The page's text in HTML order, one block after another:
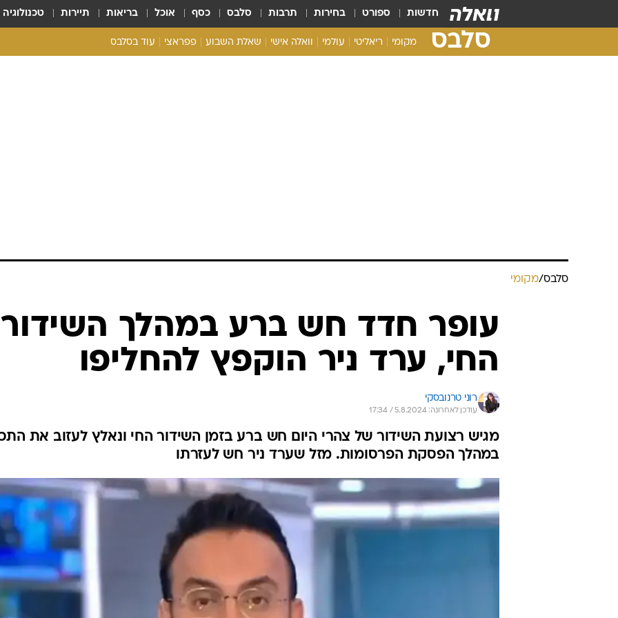
חדשות ספורט בחירות תרבות סלבס כסף אוכל בריאות תיירות טכנולוגיה
סלבס מקומי ריאליטי עולמי וואלה אישי שאלת השבוע פפראצי עוד בסלבס
סלבס/מקומי
עופר חדד חש ברע במהלך השידור
החי, ערד ניר הוקפץ להחליפו
רוני טרנובסקי
עודכן לאחרונה: 5.8.2024 / 17:34
מגיש רצועת השידור של צהרי היום חש ברע בזמן השידור החי ונאלץ לעזוב את
במהלך הפסקת הפרסומות. מזל שערד ניר חש לעזרתו